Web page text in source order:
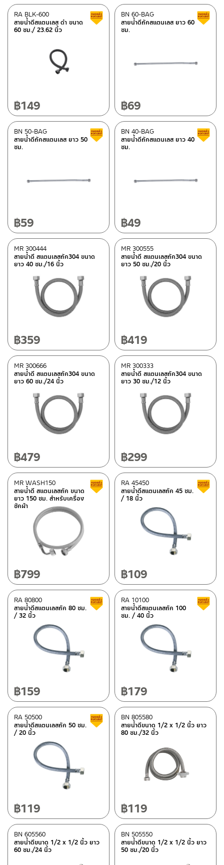
สายน้ำดีสแตนเลส ดำ ขนาด
60 ซม./ 23.62 นิ้ว
RA BLK-600 สินค้าลดราคา เคลียร์สต็อก
฿149
สายน้ำดีถักสแตนเลส ยาว 60
ซม.
BN 60-BAG
฿69
สายน้ำดีถักสแตนเลส ยาว 50
ซม.
BN 50-BAG สินค้าลดราคา เคลียร์สต็อก
฿59
สายน้ำดีถักสแตนเลส ยาว 40
ซม.
BN 40-BAG
฿49
สายน้ำดี สแตนเลสถัก304 ขนาด
ยาว 40 ซม./16 นิ้ว
MR 300444
฿359
สายน้ำดี สแตนเลสถัก304 ขนาด
ยาว 50 ซม./20 นิ้ว
MR 300555
฿419
สายน้ำดี สแตนเลสถัก304 ขนาด
ยาว 60 ซม./24 นิ้ว
MR 300666
฿479
สายน้ำดี สแตนเลสถัก304 ขนาด
ยาว 30 ซม./12 นิ้ว
MR 300333
฿299
สายน้ำดี สแตนเลสถัก ขนาด
ยาว 150 ซม. สำหรับเครื่อง
ซักผ้า
MR WASH150 สินค้าลดราคา เคลียร์สต็อก
฿799
สายน้ำดีสแตนเลสถัก 45 ซม.
/ 18 นิ้ว
RA 45450
฿109
สายน้ำดีสแตนเลสถัก 80 ซม.
/ 32 นิ้ว
RA 80800 สินค้าลดราคา เคลียร์สต็อก
฿159
สายน้ำดีสแตนเลสถัก 100
ซม. / 40 นิ้ว
RA 10100
฿179
สายน้ำดีสแตนเลสถัก 50 ซม.
/ 20 นิ้ว
RA 50500 สินค้าลดราคา เคลียร์สต็อก
฿119
สายน้ำดีขนาด 1/2 x 1/2 นิ้ว ยาว
80 ซม./32 นิ้ว
BN 805580
฿119
สายน้ำดีขนาด 1/2 x 1/2 นิ้ว ยาว
60 ซม./24 นิ้ว
BN 605560
สายน้ำดีขนาด 1/2 x 1/2 นิ้ว ยาว
50 ซม./20 นิ้ว
BN 505550